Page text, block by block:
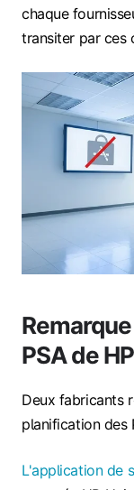
chaque
transiter par ces
PSA de
Deux fabricants
planification des
L'application de